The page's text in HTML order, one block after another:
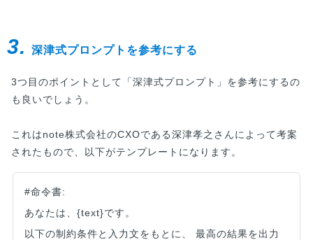
3. 深津式プロンプトを参考にする
3つ目のポイントとして「深津式プロンプト」を参考にするの
も良いでしょう。
これはnote株式会社のCXOである深津孝之さんによって考案
されたもので、以下がテンプレートになります。
#命令書:
あなたは、{text}です。
以下の制約条件と入力文をもとに、 最高の結果を出力